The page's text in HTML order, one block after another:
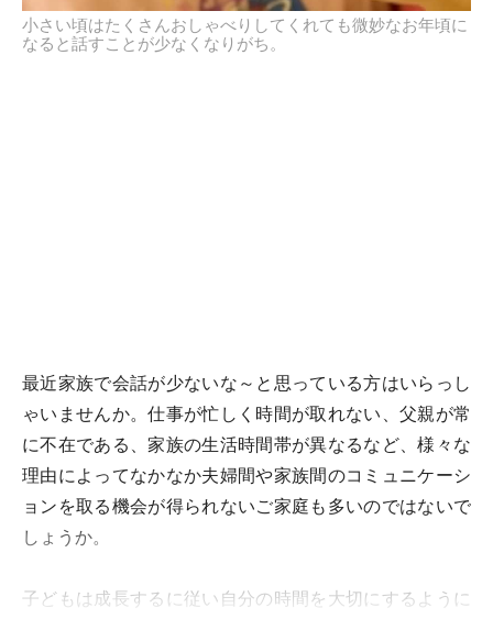
小さい頃はたくさんおしゃべりしてくれても微妙なお年頃に
なると話すことが少なくなりがち。
最近家族で会話が少ないな～と思っている方はいらっし
ゃいませんか。仕事が忙しく時間が取れない、父親が常
に不在である、家族の生活時間帯が異なるなど、様々な
理由によってなかなか夫婦間や家族間のコミュニケーシ
ョンを取る機会が得られないご家庭も多いのではないで
しょうか。
子どもは成長するに従い自分の時間を大切にするように